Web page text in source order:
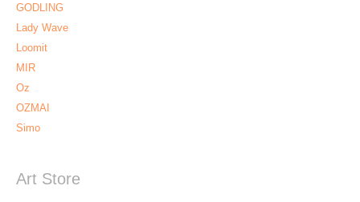
GODLING
Lady Wave
Loomit
MIR
Oz
OZMAI
Simo
Art Store